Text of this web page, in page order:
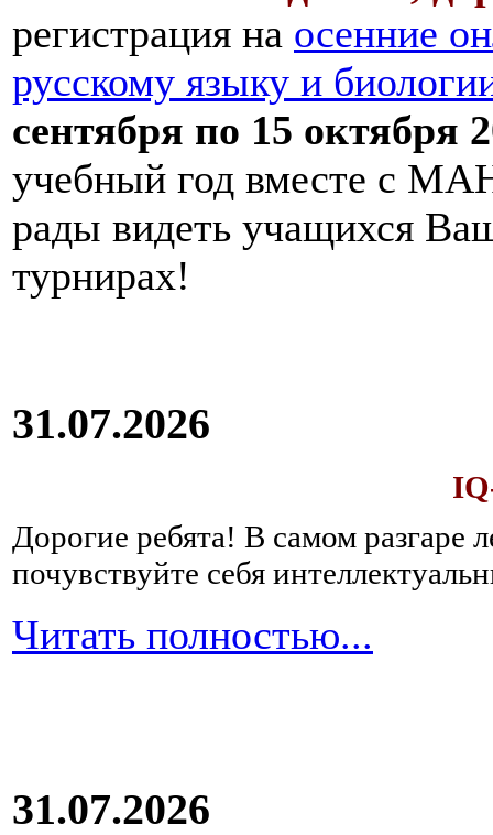
регистрация на осенние
русскому языку и
сентября по 15 октября
учебный год вместе с
рады видеть учащихся
турнирах!
31.07.2026
Дорогие ребята! В самом разгаре
почувствуйте себя
Читать полностью...
31.07.2026